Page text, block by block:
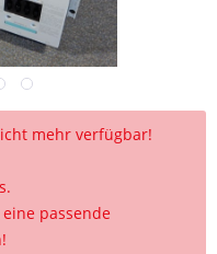
mehr verfügbar!
passende